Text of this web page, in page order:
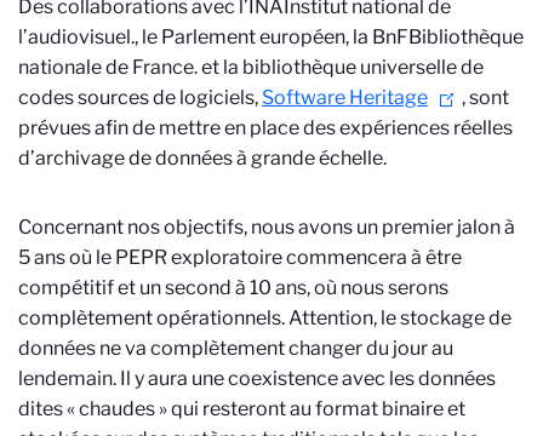
Des collaborations avec l’INAInstitut national de
l’audiovisuel., le Parlement européen, la BnFBibliothèque
nationale de France.et la bibliothèque universelle de
codes sources de logiciels, Software Heritage
, sont
prévues afin de mettre en place des expériences réelles
d’archivage de données à grande échelle.
Concernant nos objectifs, nous avons un premier jalon à
5 ans où le PEPR exploratoire commencera à être
compétitif et un second à 10 ans, où nous serons
complètement opérationnels. Attention, le stockage de
données ne va complètement changer du jour au
lendemain. Il y aura une coexistence avec les données
dites « chaudes » qui resteront au format binaire et